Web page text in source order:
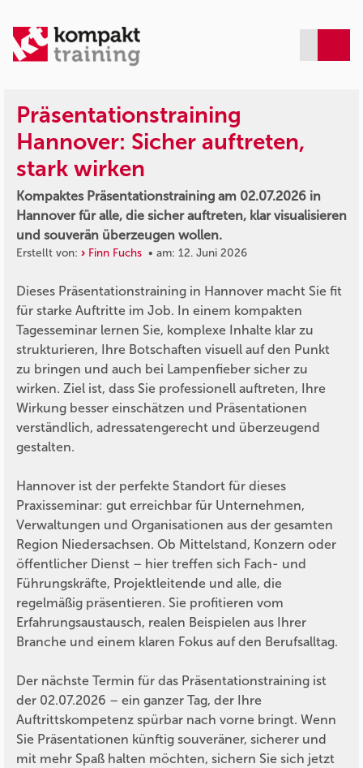
Präsentationstraining
Hannover: Sicher auftreten,
stark wirken
Kompaktes Präsentationstraining am 02.07.2026 in
Hannover für alle, die sicher auftreten, klar visualisieren
und souverän überzeugen wollen.
Erstellt von: Finn Fuchs • am: 12. Juni 2026
Dieses Präsentationstraining in Hannover macht Sie fit
für starke Auftritte im Job. In einem kompakten
Tagesseminar lernen Sie, komplexe Inhalte klar zu
strukturieren, Ihre Botschaften visuell auf den Punkt
zu bringen und auch bei Lampenfieber sicher zu
wirken. Ziel ist, dass Sie professionell auftreten, Ihre
Wirkung besser einschätzen und Präsentationen
verständlich, adressatengerecht und überzeugend
gestalten.
Hannover ist der perfekte Standort für dieses
Praxisseminar: gut erreichbar für Unternehmen,
Verwaltungen und Organisationen aus der gesamten
Region Niedersachsen. Ob Mittelstand, Konzern oder
öffentlicher Dienst – hier treffen sich Fach- und
Führungskräfte, Projektleitende und alle, die
regelmäßig präsentieren. Sie profitieren vom
Erfahrungsaustausch, realen Beispielen aus Ihrer
Branche und einem klaren Fokus auf den Berufsalltag.
Der nächste Termin für das Präsentationstraining ist
der 02.07.2026 – ein ganzer Tag, der Ihre
Auftrittskompetenz spürbar nach vorne bringt. Wenn
Sie Präsentationen künftig souveräner, sicherer und
mit mehr Spaß halten möchten, sichern Sie sich jetzt